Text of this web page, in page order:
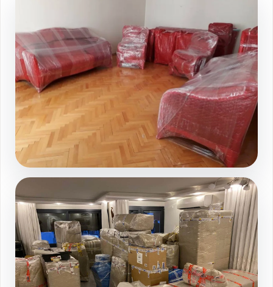
Galeri sayfasında devamını görüntüleyin